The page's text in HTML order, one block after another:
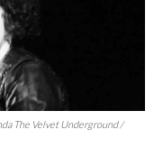
The Velvet Underground /